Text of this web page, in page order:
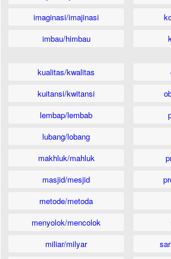
imaginasi/imajinasi
imbau/himbau
kualitas/kwalitas
kuitansi/kwitansi
lembap/lembab
lubang/lobang
makhluk/mahluk
masjid/mesjid
metode/metoda
menyolok/mencolok
miliar/milyar